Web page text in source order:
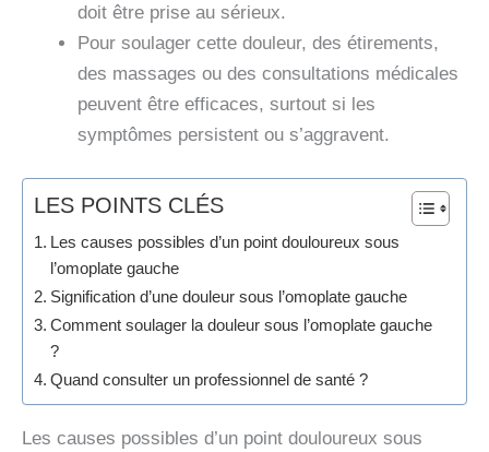
doit être prise au sérieux.
Pour soulager cette douleur, des étirements,
des massages ou des consultations médicales
peuvent être efficaces, surtout si les
symptômes persistent ou s’aggravent.
LES POINTS CLÉS
Les causes possibles d’un point douloureux sous
l’omoplate gauche
Signification d’une douleur sous l’omoplate gauche
Comment soulager la douleur sous l’omoplate gauche
?
Quand consulter un professionnel de santé ?
Les causes possibles d’un point douloureux sous